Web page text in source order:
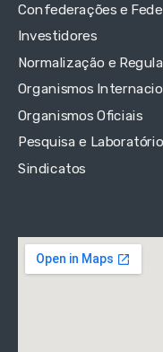
Confederações e
Investidores
Normalização e
Organismos
Organismos Oficiais
Pesquisa e Laboratório
Sindicatos